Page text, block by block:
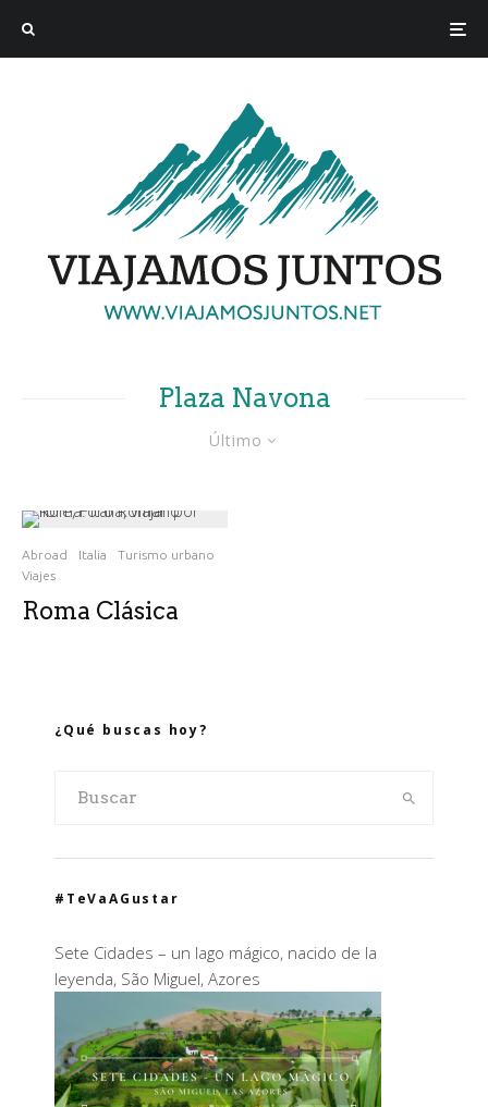
Plaza Navona
Último
Abroad Italia
Turismo urbano
Viajes
Roma Clásica
¿Qué buscas hoy?
#TeVaAGustar
Sete Cidades – un lago mágico, nacido de la
leyenda, São Miguel, Azores